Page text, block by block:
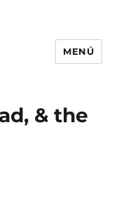
MENÚ
& the